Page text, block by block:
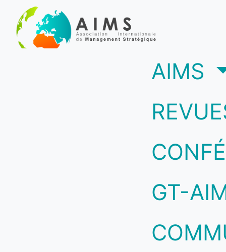
AIMS
GT-